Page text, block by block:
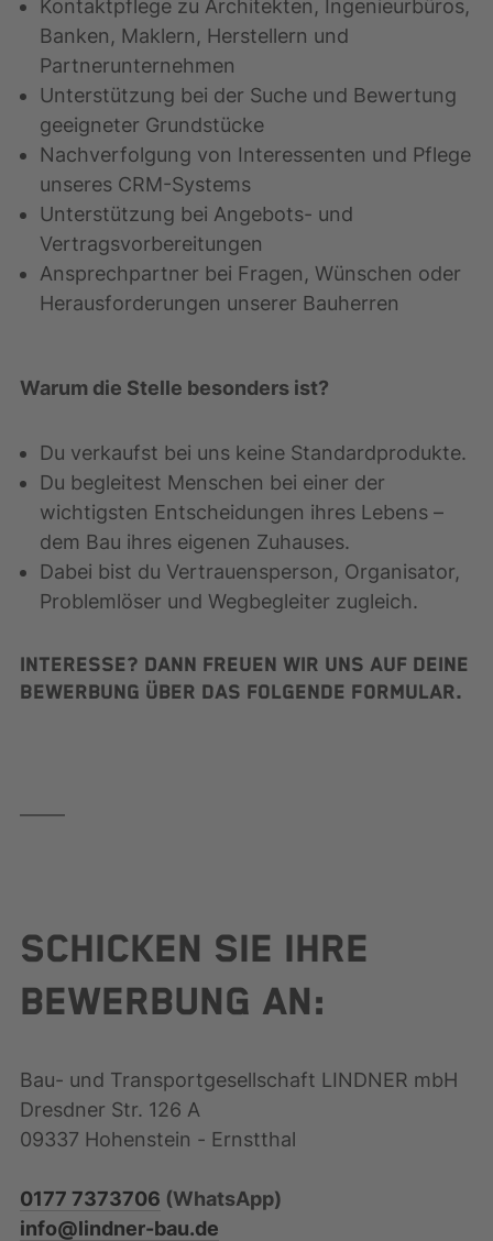
Kontaktpflege zu Architekten, Ingenieurbüros,
Banken, Maklern, Herstellern und
Partnerunternehmen
Unterstützung bei der Suche und Bewertung
geeigneter Grundstücke
Nachverfolgung von Interessenten und Pflege
unseres CRM-Systems
Unterstützung bei Angebots- und
Vertragsvorbereitungen
Ansprechpartner bei Fragen, Wünschen oder
Herausforderungen unserer Bauherren
Warum die Stelle besonders ist?
Du verkaufst bei uns keine Standardprodukte.
Du begleitest Menschen bei einer der
wichtigsten Entscheidungen ihres Lebens –
dem Bau ihres eigenen Zuhauses.
Dabei bist du Vertrauensperson, Organisator,
Problemlöser und Wegbegleiter zugleich.
Interesse? Dann freuen wir uns auf deine
Bewerbung über das folgende Formular.
SCHICKEN SIE IHRE
BEWERBUNG AN:
Bau- und Transportgesellschaft LINDNER mbH
Dresdner Str. 126 A
09337 Hohenstein - Ernstthal
0177 7373706 (WhatsApp)
info@lindner-bau.de